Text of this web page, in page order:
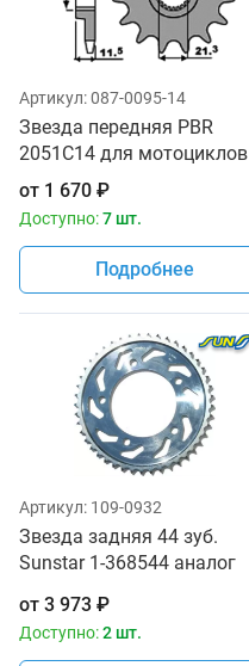
Артикул:087-0095-14
Звезда передняя PBR
2051C14 для мотоциклов
от 1 670 ₽
Доступно:7 шт.
Подробнее
Артикул: 109-0932
Звезда задняя 44 зуб.
Sunstar 1-368544 аналог
от 3 973 ₽
Доступно:2 шт.